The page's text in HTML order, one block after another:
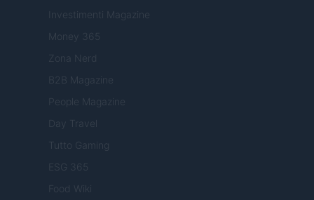
Investimenti Magazine
Money 365
Zona Nerd
B2B Magazine
People Magazine
Day Travel
Tutto Gaming
ESG 365
Food Wiki